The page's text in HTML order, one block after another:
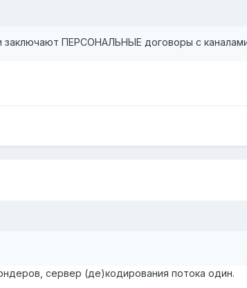
заключают ПЕРСОНАЛЬНЫЕ договоры с
сервер (де)кодирования потока один.